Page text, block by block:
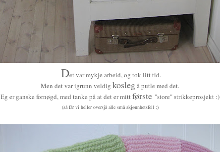
Det var mykje arbeid, og tok litt tid.
Men det var igrunn veldig koslegå putle med det.
Eg er ganske fornøgd, med tanke på at det er mitt første "store" strikkeprosjekt :)
(så får vi heller oversjå alle små skjønnhetsfeil ;)